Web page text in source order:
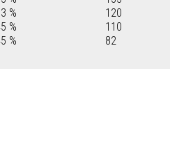
% 120
% 110
% 82